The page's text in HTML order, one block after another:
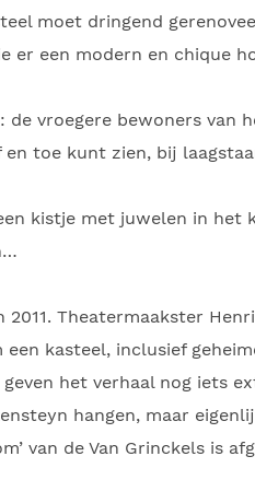
moet dringend
er een modern en chique
vroegere bewoners van
en toe kunt zien, bij
kistje met juwelen in het
2011. Theatermaakster
kasteel, inclusief
het verhaal nog iets
hangen, maar
van de Van Grinckels is